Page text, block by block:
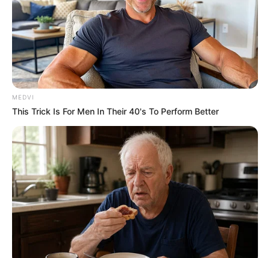
MEDVI
This Trick Is For Men In Their 40's To Perform Better